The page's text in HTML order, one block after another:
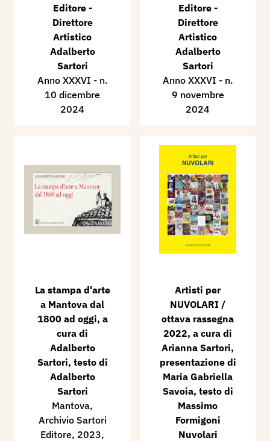
Editore -
Direttore
Artistico
Adalberto
Sartori
Anno XXXVI - n.
10 dicembre
2024
Editore -
Direttore
Artistico
Adalberto
Sartori
Anno XXXVI - n.
9 novembre
2024
La stampa d'arte
a Mantova dal
1800 ad oggi, a
cura di
Adalberto
Sartori, testo di
Adalberto
Sartori
Mantova,
Archivio Sartori
Editore, 2023,
​Artisti per
NUVOLARI /
ottava rassegna
2022, a cura di
Arianna Sartori,
presentazione di
Maria Gabriella
Savoia, testo di
Massimo
Formigoni
Nuvolari